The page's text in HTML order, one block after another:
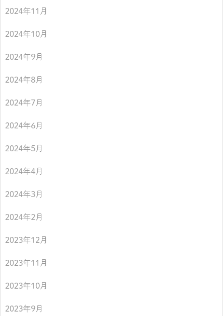
2024年11月
2024年10月
2024年9月
2024年8月
2024年7月
2024年6月
2024年5月
2024年4月
2024年3月
2024年2月
2023年12月
2023年11月
2023年10月
2023年9月